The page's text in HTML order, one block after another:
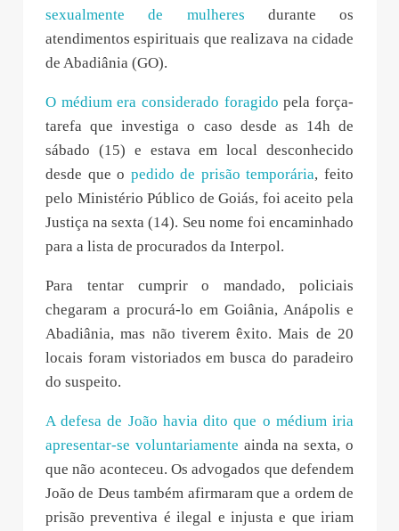
sexualmente de mulheres durante os
atendimentos espirituais que realizava na cidade
de Abadiânia (GO).
O médium era considerado foragido pela força-
tarefa que investiga o caso desde as 14h de
sábado (15) e estava em local desconhecido
desde que o pedido de prisão temporária, feito
pelo Ministério Público de Goiás, foi aceito pela
Justiça na sexta (14). Seu nome foi encaminhado
para a lista de procurados da Interpol.
Para tentar cumprir o mandado, policiais
chegaram a procurá-lo em Goiânia, Anápolis e
Abadiânia, mas não tiverem êxito. Mais de 20
locais foram vistoriados em busca do paradeiro
do suspeito.
A defesa de João havia dito que o médium iria
apresentar-se voluntariamente ainda na sexta, o
que não aconteceu. Os advogados que defendem
João de Deus também afirmaram que a ordem de
prisão preventiva é ilegal e injusta e que iriam